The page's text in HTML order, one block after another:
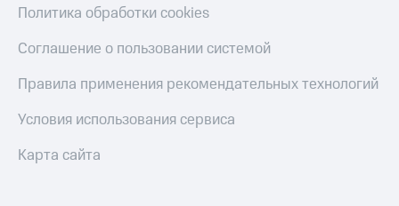
Политика обработки cookies
Соглашение о пользовании системой
Правила применения рекомендательных технологий
Условия использования сервиса
Карта сайта